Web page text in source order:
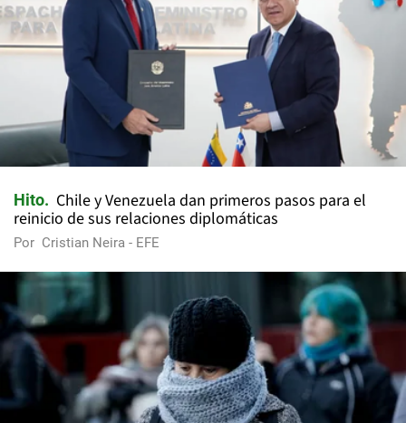
Hito
Chile y Venezuela dan primeros pasos para el
reinicio de sus relaciones diplomáticas
Por Cristian Neira - EFE